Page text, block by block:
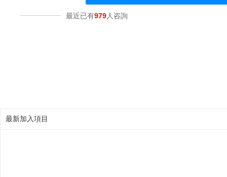
最近已有979人咨詢
最新加入項目